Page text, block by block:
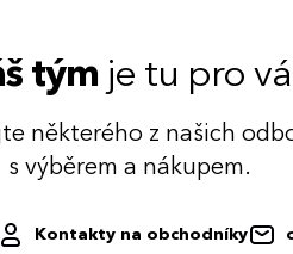
tým je tu pro
některého z našich
s výběrem a nákupem.
Kontakty na obchodníky